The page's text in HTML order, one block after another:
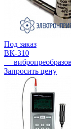
Под заказ
ВК-310
—
Запросить цену